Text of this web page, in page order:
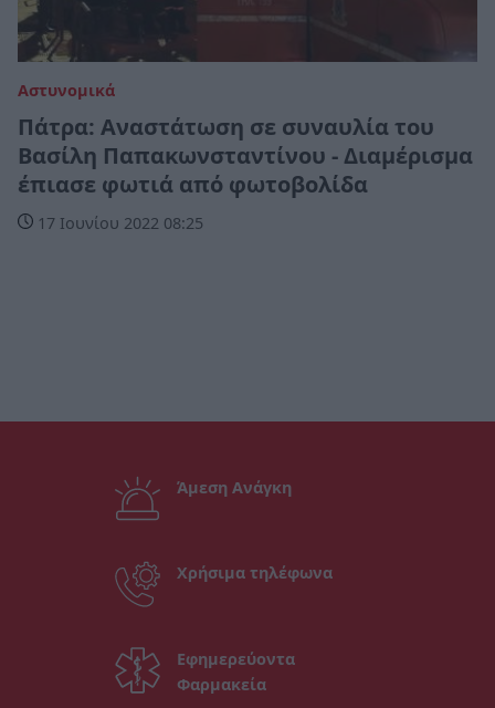
Αστυνομικά
Πάτρα: Αναστάτωση σε συναυλία του
Βασίλη Παπακωνσταντίνου - Διαμέρισμα
έπιασε φωτιά από φωτοβολίδα
17 Ιουνίου 2022 08:25
Άμεση Ανάγκη
Χρήσιμα τηλέφωνα
Εφημερεύοντα
Φαρμακεία